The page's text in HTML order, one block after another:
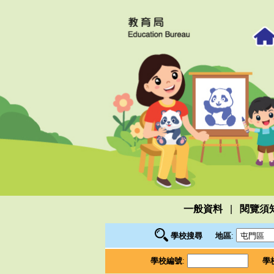
一般資料 閱覽須
學校搜尋 地區:
學校編號: 學